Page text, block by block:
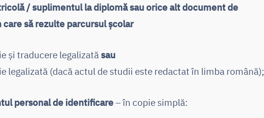
/ suplimentul la diplomă sau orice alt document de
să rezulte parcursul școlar
și traducere legalizatăsau
legalizată (dacă actul de studii este redactat în limba română);
personal de identificare– în copie simplă: